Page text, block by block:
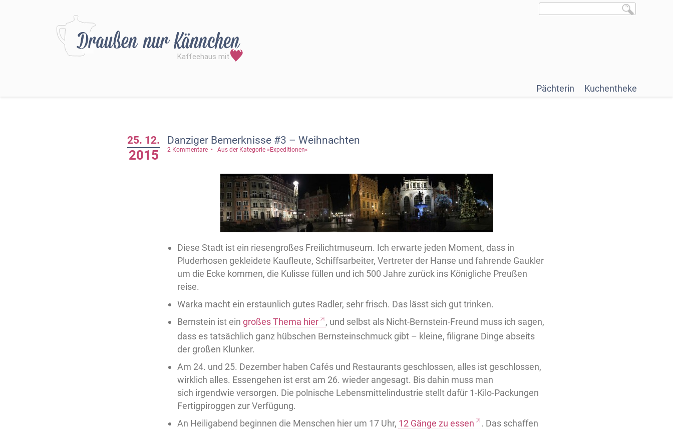
Pächterin Kuchentheke
Danziger Bemerknisse #3 – Weihnachten
25. 12.
2015 2 Kommentare Aus der Kategorie »Expeditionen«
Diese Stadt ist ein riesengroßes Freilichtmuseum. Ich erwarte jeden Moment, dass in
Pluderhosen gekleidete Kaufleute, Schiffsarbeiter, Vertreter der Hanse und fahrende Gaukler
um die Ecke kommen, die Kulisse füllen und ich 500 Jahre zurück ins Königliche Preußen
reise.
Warka macht ein erstaunlich gutes Radler, sehr frisch. Das lässt sich gut trinken.
Bernstein ist ein großes Thema hier
, und selbst als Nicht-Bernstein-Freund muss ich sagen,
dass es tatsächlich ganz hübschen Bernsteinschmuck gibt – kleine, filigrane Dinge abseits
der großen Klunker.
Am 24. und 25. Dezember haben Cafés und Restaurants geschlossen, alles ist geschlossen,
wirklich alles. Essengehen ist erst am 26. wieder angesagt. Bis dahin muss man
sich irgendwie versorgen. Die polnische Lebensmittelindustrie stellt dafür 1-Kilo-Packungen
Fertigpiroggen zur Verfügung.
An Heiligabend beginnen die Menschen hier um 17 Uhr, 12 Gänge zu essen
. Das schaffen